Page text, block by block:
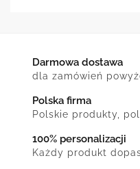
Darmowa dostawa
dla zamówień
Polska firma
Polskie produkty,
100% personalizacji
Każdy produkt